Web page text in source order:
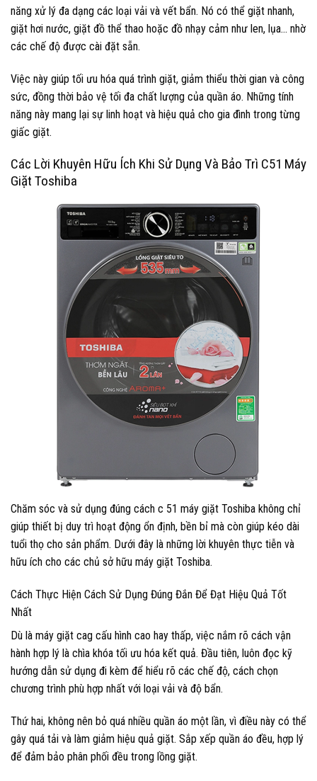
năng xử lý đa dạng các loại vải và vết bẩn. Nó có thể giặt nhanh,
giặt hơi nước, giặt đồ thể thao hoặc đồ nhạy cảm như len, lụa… nhờ
các chế độ được cài đặt sẵn.
Việc này giúp tối ưu hóa quá trình giặt, giảm thiểu thời gian và công
sức, đồng thời bảo vệ tối đa chất lượng của quần áo. Những tính
năng này mang lại sự linh hoạt và hiệu quả cho gia đình trong từng
giấc giặt.
Các Lời Khuyên Hữu Ích Khi Sử Dụng Và Bảo Trì C51 Máy
Giặt Toshiba
Chăm sóc và sử dụng đúng cách c 51 máy giặt Toshiba không chỉ
giúp thiết bị duy trì hoạt động ổn định, bền bỉ mà còn giúp kéo dài
tuổi thọ cho sản phẩm. Dưới đây là những lời khuyên thực tiễn và
hữu ích cho các chủ sở hữu máy giặt Toshiba.
Cách Thực Hiện Cách Sử Dụng Đúng Đắn Để Đạt Hiệu Quả Tốt
Nhất
Dù là máy giặt cag cấu hình cao hay thấp, việc nắm rõ cách vận
hành hợp lý là chìa khóa tối ưu hóa kết quả. Đầu tiên, luôn đọc kỹ
hướng dẫn sử dụng đi kèm để hiểu rõ các chế độ, cách chọn
chương trình phù hợp nhất với loại vải và độ bẩn.
Thứ hai, không nên bỏ quá nhiều quần áo một lần, vì điều này có thể
gây quá tải và làm giảm hiệu quả giặt. Sắp xếp quần áo đều, hợp lý
để đảm bảo phân phối đều trong lồng giặt.